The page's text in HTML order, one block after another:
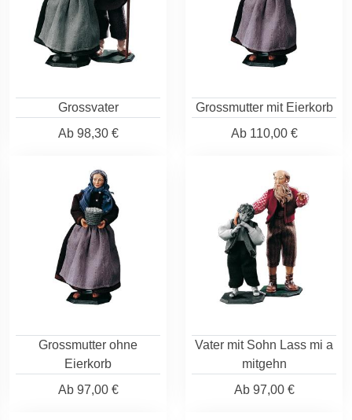
Grossvater
Ab98,30 €
Grossmutter mit Eierkorb
Ab110,00 €
Grossmutter ohne
Eierkorb
Ab97,00 €
Vater mit Sohn Lass mi a
mitgehn
Ab97,00 €